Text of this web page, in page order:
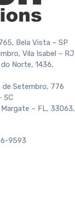
Bela Vista – SP
Vila Isabel – RJ
Norte, 1436,
de Setembro, 776
SC
– FL, 33063,
9593